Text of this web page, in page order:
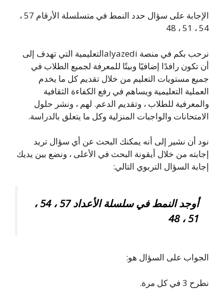
الإجابة على سؤال حدد النمط في متسلسلة الأرقام 57 ،
54 ، 51 ، 48
نرحب بكم في منصة alyazediالتعليمية التي تهدف إلى
أن تكون رافدًا إضافيًا وبيتًا للمعرفة لجميع الطلاب في
جميع مستويات التعليم من خلال تقديم كل ما يخدم
العملية التعليمية ويساهم في رفع الكفاءة الثقافية
والمعرفية للطلاب ، وتقديم الدعم. لهم ، ونشر حلول
الامتحانات والواجبات المنزلية وكل ما يتعلق بالدراسة.
نود أن نشير إلى أنه يمكنك البحث عن أي سؤال تريد
إجابته من خلال أيقونة البحث في الأعلى ، ونضع بين يديك
إجابة السؤال التربوي التالي:
أوجد النمط في سلسلة الأعداد 57 ، 54 ،
51 ، 48
الجواب على السؤال هو:
نطرح 3 في كل مرة.